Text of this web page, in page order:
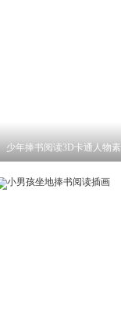
少年捧书阅读3D卡通人物